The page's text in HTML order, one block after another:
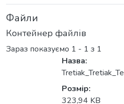
Файли
Контейнер файлів
Зараз показуємо 1 - 1 з 1
Назва:
Розмір:
323,94 KB